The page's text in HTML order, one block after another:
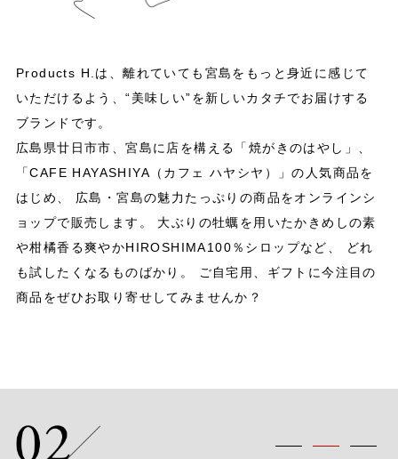
Products H.は、離れていても宮島をもっと身近に感じて
いただけるよう、“美味しい”を新しいカタチでお届けする
ブランドです。
広島県廿日市市、宮島に店を構える「焼がきのはやし」、
「CAFE HAYASHIYA（カフェ ハヤシヤ）」の人気商品を
はじめ、
広島・宮島の魅力たっぷりの商品をオンラインシ
ョップで販売します。
大ぶりの牡蠣を用いたかきめしの素
や柑橘香る爽やかHIROSHIMA100％シロップなど、
どれ
も試したくなるものばかり。
ご自宅用、ギフトに今注目の
商品をぜひお取り寄せしてみませんか？